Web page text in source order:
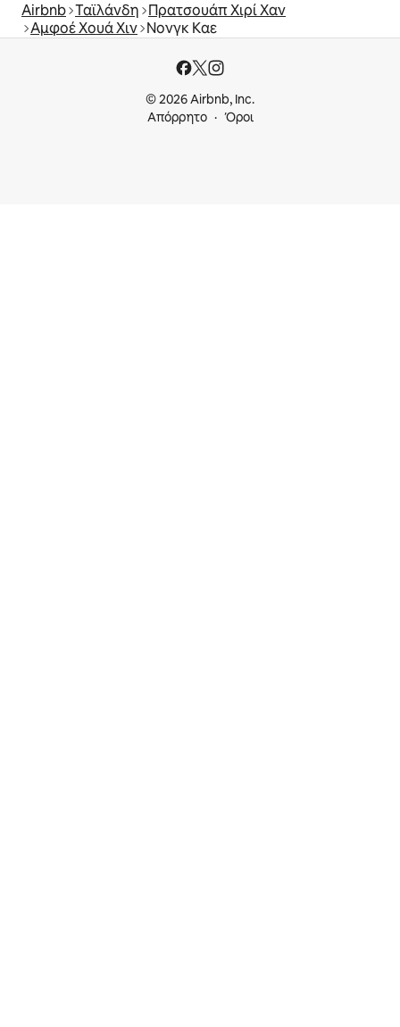
Airbnb Ταϊλάνδη Πρατσουάπ Χιρί Χαν
Αμφοέ Χουά Χιν Νονγκ Καε
© 2026 Airbnb, Inc.
Απόρρητο
Όροι